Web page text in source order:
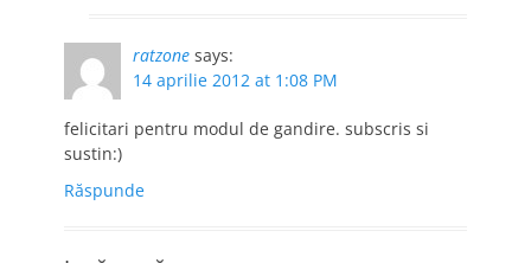
ratzone says:
14 aprilie 2012 at 1:08 PM
felicitari pentru modul de gandire. subscris si
sustin:)
Răspunde